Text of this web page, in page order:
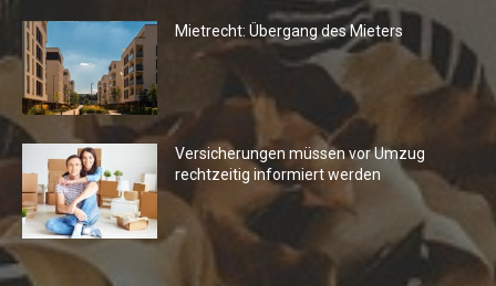
Mietrecht: Übergang des Mieters
Versicherungen müssen vor Umzug
rechtzeitig informiert werden